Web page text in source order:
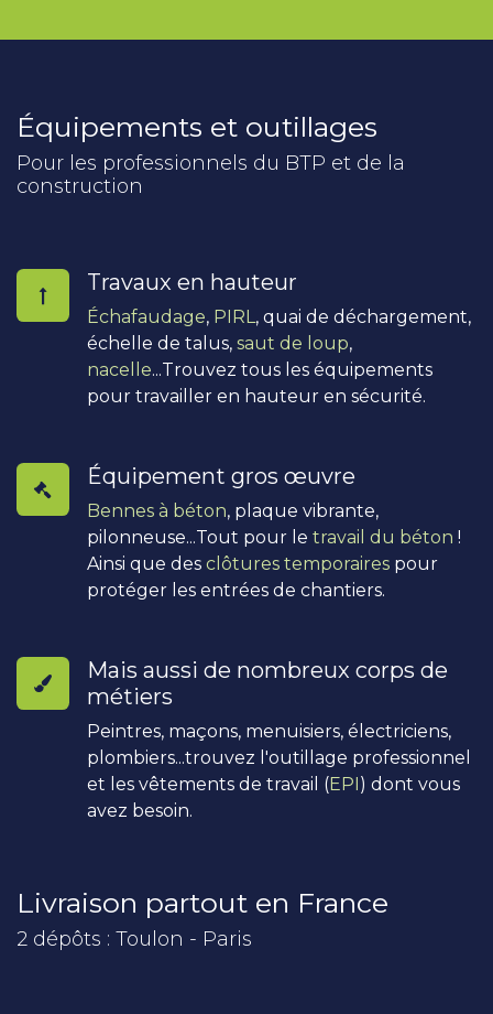
Équipements et outillages
Pour les professionnels du BTP et de la
construction
Travaux en hauteur
Échafaudage, PIRL, quai de déchargement,
échelle de talus, saut de loup,
nacelle...Trouvez tous les équipements
pour travailler en hauteur en sécurité.
Équipement gros œuvre
Bennes à béton, plaque vibrante,
pilonneuse...Tout pour le travail du béton !
Ainsi que des clôtures temporaires pour
protéger les entrées de chantiers.
Mais aussi de nombreux corps de
métiers
Peintres, maçons, menuisiers, électriciens,
plombiers...trouvez l'outillage professionnel
et les vêtements de travail (EPI ) dont vous
avez besoin.
Livraison partout en France
2 dépôts : Toulon - Paris